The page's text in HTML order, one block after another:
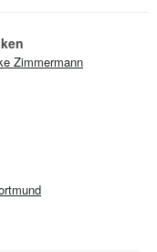
Zimmermann